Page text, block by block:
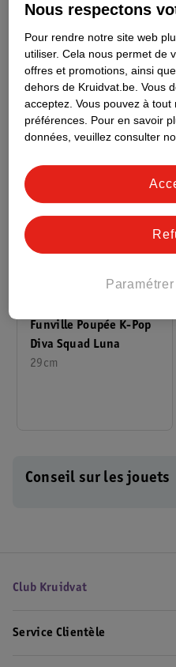
Super Mario Peluche
50cm
1
Funville Poupée K-Pop
Diva Squad Luna
29cm
Conseil sur les jouets
Club Kruidvat
Service Clientèle
Nous respectons
Pour rendre notre site web
utiliser. Cela nous permet de
offres et promotions, ainsi
dehors de Kruidvat.be. Vous
acceptez. Vous pouvez à
préférences. Pour en savoir
données, veuillez consulter